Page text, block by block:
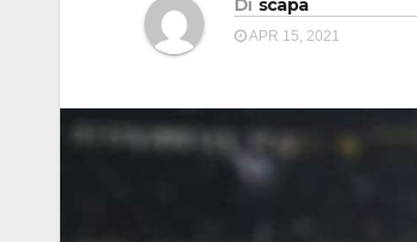
Di scapa
APR 15, 2021